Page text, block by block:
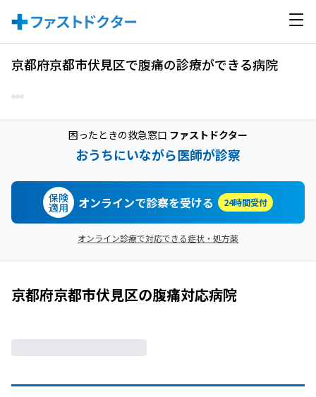
京都府京都市伏見区で腹痛の診療ができる病院
困ったときの救急窓口 ファストドクター
おうちにいながら医師が診察
保険
適用 オンラインで診察を受ける 24時間受付
オンライン診療で対応できる症状・処方薬
京都府京都市伏見区の腹痛対応病院